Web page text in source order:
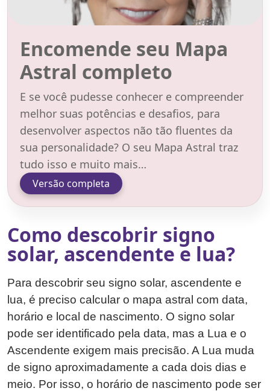
Encomende seu Mapa
Astral completo
E se você pudesse conhecer e compreender
melhor suas potências e desafios, para
desenvolver aspectos não tão fluentes da
sua personalidade? O seu Mapa Astral traz
tudo isso e muito mais…
Versão completa
Como descobrir signo
solar, ascendente e lua?
Para descobrir seu signo solar, ascendente e
lua, é preciso calcular o mapa astral com data,
horário e local de nascimento. O signo solar
pode ser identificado pela data, mas a Lua e o
Ascendente exigem mais precisão. A Lua muda
de signo aproximadamente a cada dois dias e
meio. Por isso, o horário de nascimento pode ser